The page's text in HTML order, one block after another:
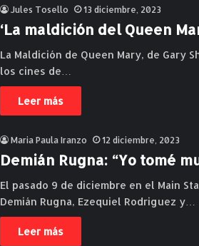
Jules Tosello 13 diciembre, 2023
‘La maldición del Queen
La Maldición de Queen Mary, de Gary
los cines de…
Leer más
Maria Paula Iranzo 12 diciembre, 2023
Demián Rugna: “Yo tomé
El pasado 9 de diciembre en el Main
Demián Rugna, Ezequiel Rodriguez y…
Leer más